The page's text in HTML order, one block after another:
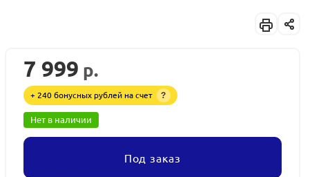
7 999 р.
+ 240 бонусных рублей на счет ?
Нет в наличии
Под заказ